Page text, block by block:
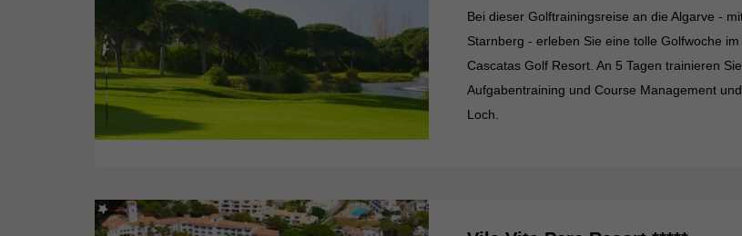
Bei dieser Golftrainingsreise an die Algarve -
Starnberg - erleben Sie eine tolle Golfwoche
Cascatas Golf Resort. An 5 Tagen trainieren
Aufgabentraining und Course Management
Loch.